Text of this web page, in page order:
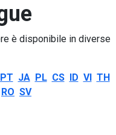
è disponibile in diverse
PT JA PL CS ID VI TH
RO SV